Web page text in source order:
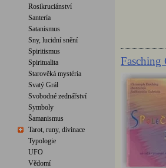
Rosikruciánství
Santería
Satanismus
Sny, lucidní snění
Spiritismus
Spiritualita
Starověká mystéria
Svatý Grál
Svobodné zednářství
Symboly
Šamanismus
Tarot, runy, divinace
Typologie
UFO
Vědomí
Fasching